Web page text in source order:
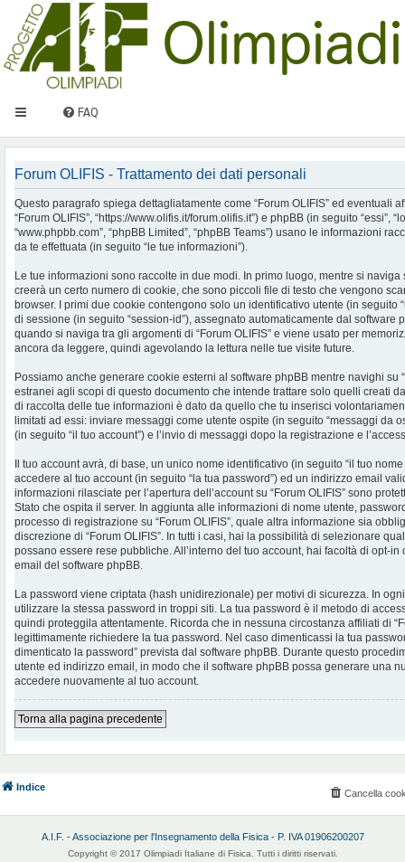
FAQ
Forum OLIFIS - Trattamento dei dati personali
Questo paragrafo spiega dettagliatamente come “Forum OLIFIS” ed eventuali
“Forum OLIFIS”, “https://www.olifis.it/forum.olifis.it”) e phpBB (in seguito “essi”,
“www.phpbb.com”, “phpBB Limited”, “phpBB Teams”) usano le informazioni
da te effettuata (in seguito “le tue informazioni”).
Le tue informazioni sono raccolte in due modi. In primo luogo, mentre si naviga
creerà un certo numero di cookie, che sono piccoli file di testo che vengono
browser. I primi due cookie contengono solo un identificativo utente (in seguito
di sessione (in seguito “session-id”), assegnato automaticamente dal software
quando si naviga tra gli argomenti di “Forum OLIFIS” e viene usato per
ancora da leggere, quindi agevolando la lettura nelle tue visite future.
Possiamo anche generare cookie esterni al software phpBB mentre navighi su
estranei agli scopi di questo documento che intende trattare solo quelli creati
di raccolta delle tue informazioni è dato da quello che tu inserisci
limitati ad essi: inviare messaggi come utente ospite (in seguito “messaggi da
(in seguito “il tuo account”) e l’invio di messaggi dopo la registrazione e
Il tuo account avrà, di base, un unico nome identificativo (in seguito “il tuo
accedere al tuo account (in seguito “la tua password”) ed un indirizzo email
informazioni rilasciate per l’apertura dell’account su “Forum OLIFIS” sono
Stato che ospita il server. In aggiunta alle informazioni di nome utente,
processo di registrazione su “Forum OLIFIS”, quale altra informazione sia
discrezione di “Forum OLIFIS”. In tutti i casi, hai la possibilità di selezionare
possano essere rese pubbliche. All’interno del tuo account, hai facoltà di opt-
email del software phpBB.
La password viene criptata (hash unidirezionale) per motivi di sicurezza. In
utilizzare la stessa password in troppi siti. La tua password è il metodo di
quindi proteggila attentamente. Ricorda che in nessuna circostanza affiliati di
legittimamente richiedere la tua password. Nel caso dimenticassi la tua
dimenticato la password” prevista dal software phpBB. Durante questo
utente ed indirizzo email, in modo che il software phpBB possa generare una
accedere nuovamente al tuo account.
Torna alla pagina precedente
Indice
Cancella
A.I.F. - Associazione per l'Insegnamento della Fisica - P. IVA 01906200207
Copyright © 2017 Olimpiadi Italiane di Fisica. Tutti i diritti riservati.